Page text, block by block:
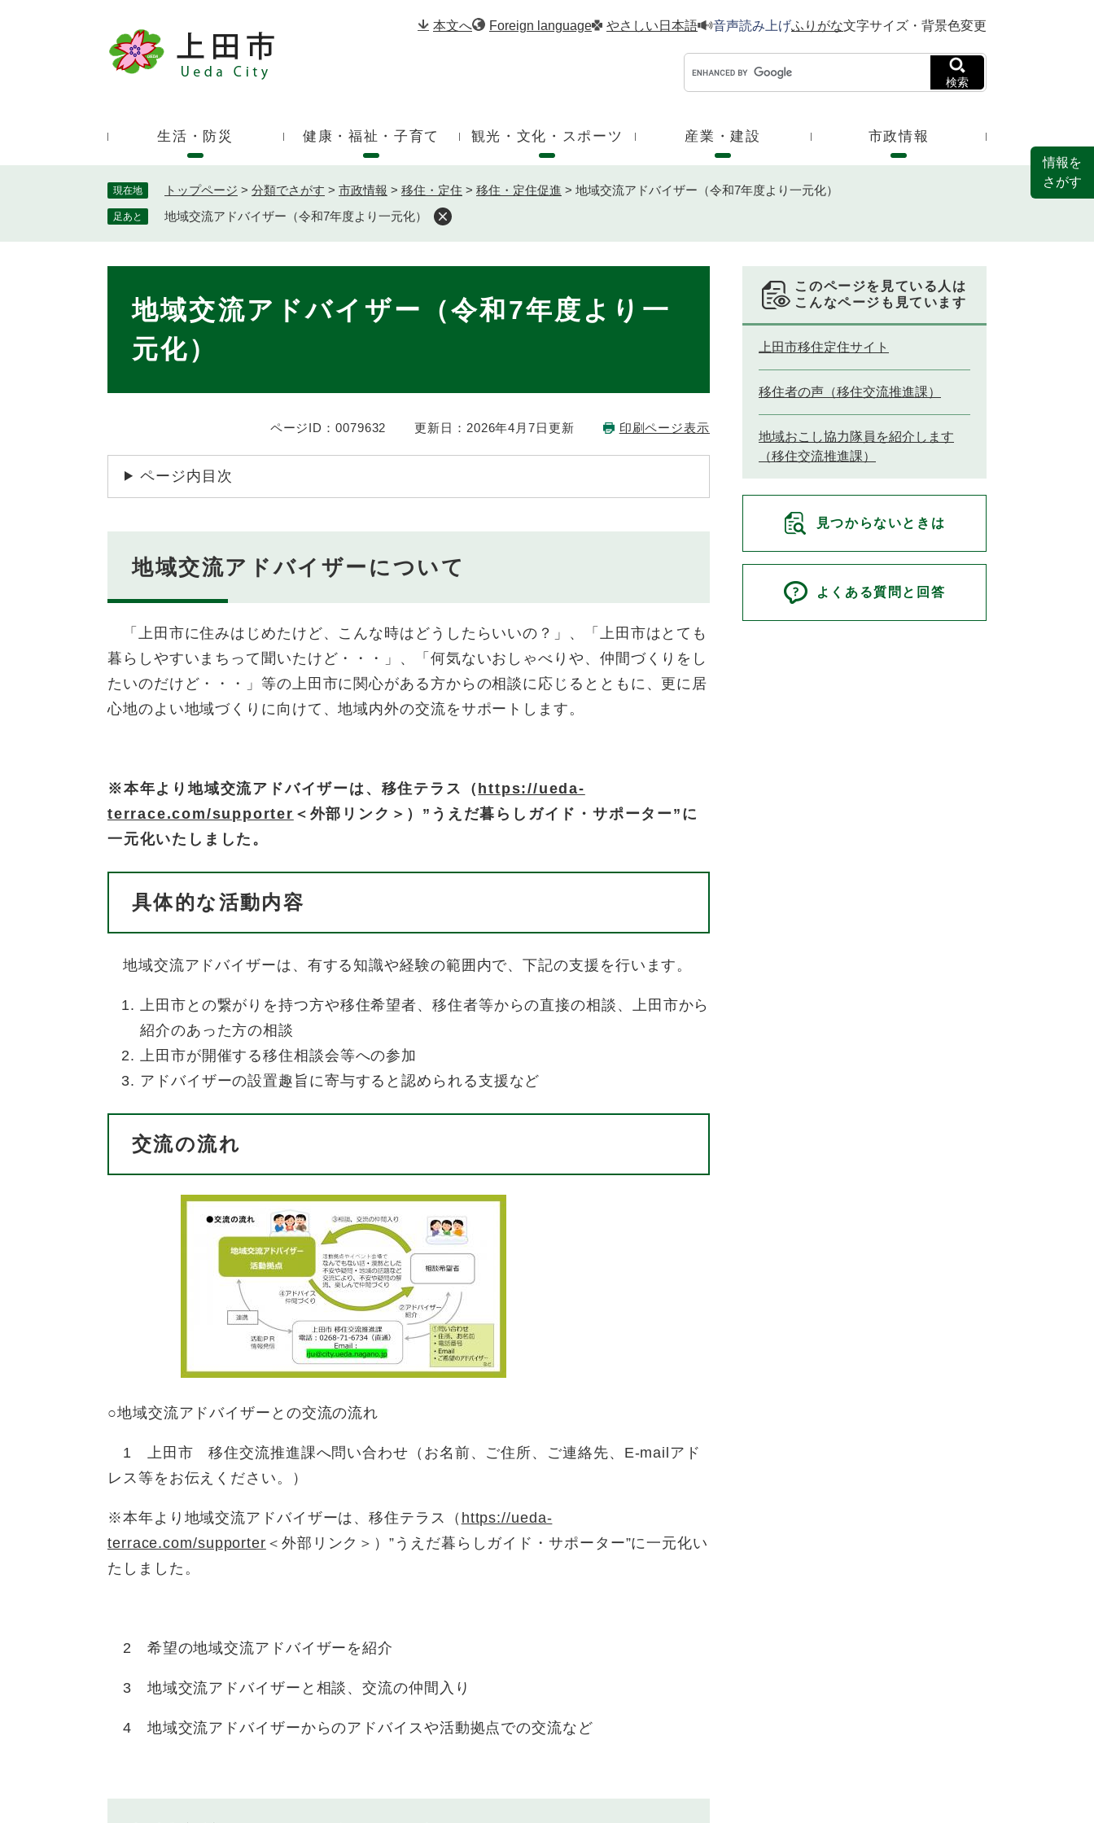
。
本文へ Foreign language やさしい日本語 音声読み上げふりがな文字サイズ・背景色変更
ド
検索
生活・防災 健康・福祉・子育て 観光・文化・スポーツ 産業・建設 市政情報
現在地 トップページ > 分類でさがす > 市政情報 > 移住・定住 > 移住・定住促進 > 地域交流アドバイザー（令和7年度より一元化）
足あと 地域交流アドバイザー（令和7年度より一元化）
地域交流アドバイザー（令和7年度より一
元化）
ページID：0079632 更新日：2026年4月7日更新 印刷ページ表示
ページ内目次
地域交流アドバイザーについて
「上田市に住みはじめたけど、こんな時はどうしたらいいの？」、「上田市はとても
暮らしやすいまちって聞いたけど・・・」、「何気ないおしゃべりや、仲間づくりをし
たいのだけど・・・」等の上田市に関心がある方からの相談に応じるとともに、更に居
心地のよい地域づくりに向けて、地域内外の交流をサポートします。
※本年より地域交流アドバイザーは、移住テラス（ https://ueda-
terrace.com/supporter ＜外部リンク＞ ）”うえだ暮らしガイド・サポーター”に
一元化いたしました。​
具体的な活動内容
地域交流アドバイザーは、有する知識や経験の範囲内で、下記の支援を行います。
上田市との繋がりを持つ方や移住希望者、移住者等からの直接の相談、上田市から
紹介のあった方の相談
上田市が開催する移住相談会等への参加
アドバイザーの設置趣旨に寄与すると認められる支援など
交流の流れ
○地域交流アドバイザーとの交流の流れ
1 上田市 移住交流推進課へ問い合わせ（お名前、ご住所、ご連絡先、E-mailアド
レス等をお伝えください。）
※本年より地域交流アドバイザーは、移住テラス（ https://ueda-
terrace.com/supporter ＜外部リンク＞ ）”うえだ暮らしガイド・サポーター”に一元化い
たしました。
2 希望の地域交流アドバイザーを紹介
3 地域交流アドバイザーと相談、交流の仲間入り
4 地域交流アドバイザーからのアドバイスや活動拠点での交流など
このページを見ている人は
こんなページも見ています
上田市移住定住サイト
移住者の声（移住交流推進課）
地域おこし協力隊員を紹介します
（移住交流推進課）
見つからないときは
よくある質問と回答
情報を
さがす